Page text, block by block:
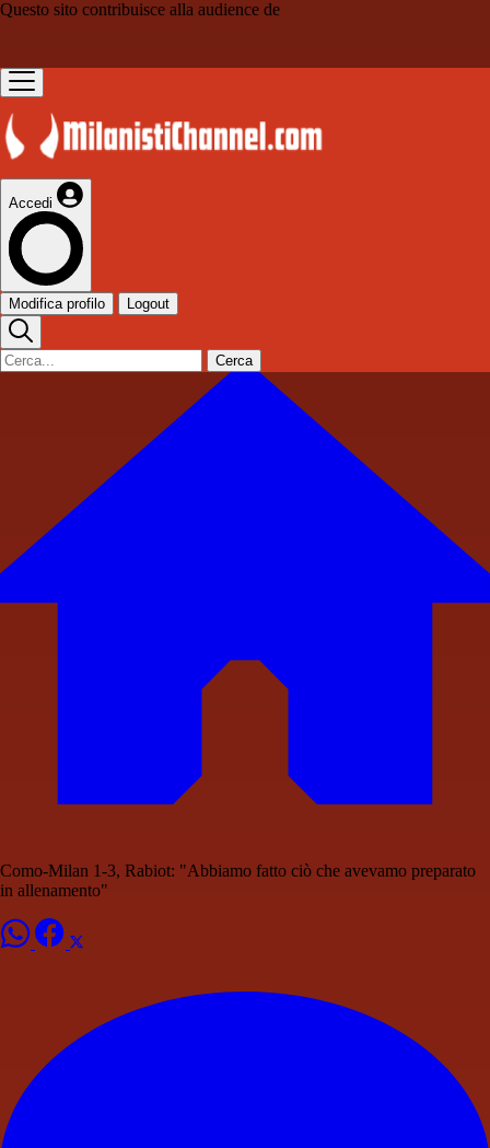
Questo sito contribuisce alla audience de
Accedi
Modifica profilo Logout
Cerca
Como-Milan 1-3, Rabiot: "Abbiamo fatto ciò che avevamo preparato
in allenamento"